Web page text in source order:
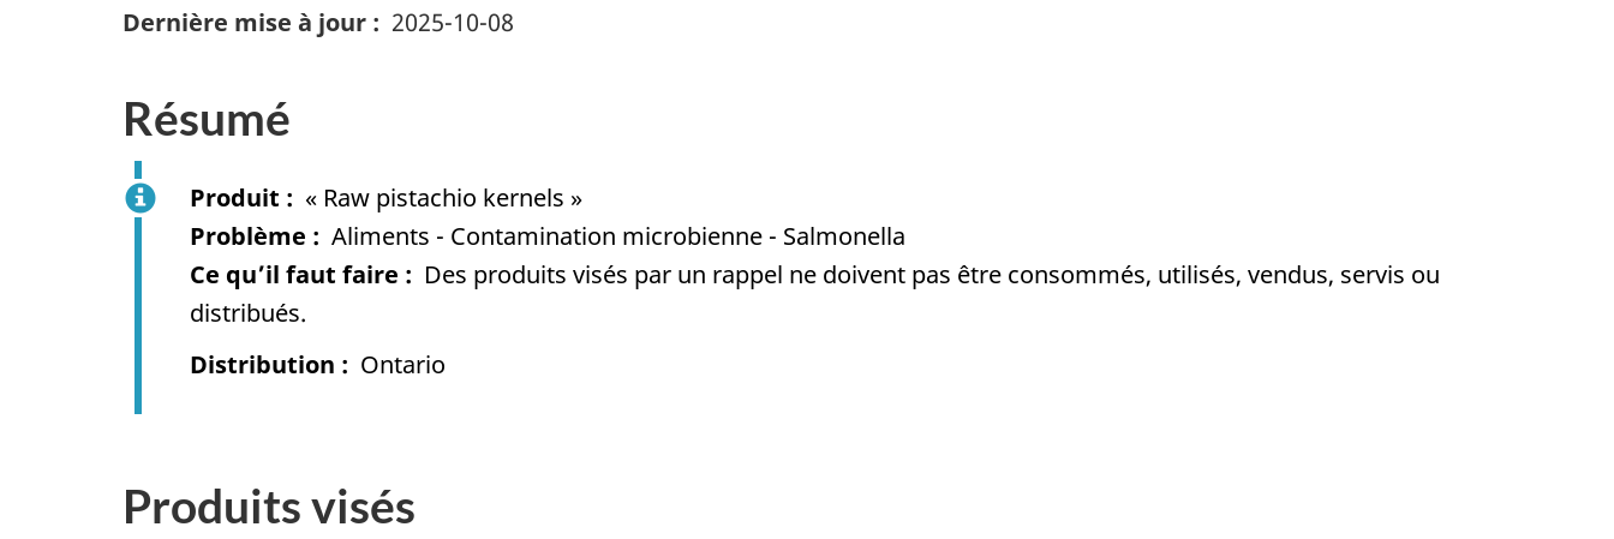
Dernière mise à jour 2025-10-08
Résumé
Produit
« Raw pistachio kernels »
Problème
Aliments - Contamination microbienne - Salmonella
Ce qu’il faut faire
Des produits visés par un rappel ne doivent pas être consommés, utilisés, vendus, servis ou
distribués.
Distribution
Ontario
Produits visés